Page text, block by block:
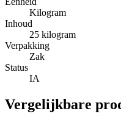
Kilogram
Inhoud
25 kilogram
Verpakking
Zak
Status
IA
Vergelijkbare